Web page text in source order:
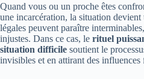
Quand vous ou un proche êtes
une incarcération, la situation devient
légales peuvent paraître
injustes. Dans ce cas, le rituel
situation difficile soutient le
invisibles et en attirant des influences